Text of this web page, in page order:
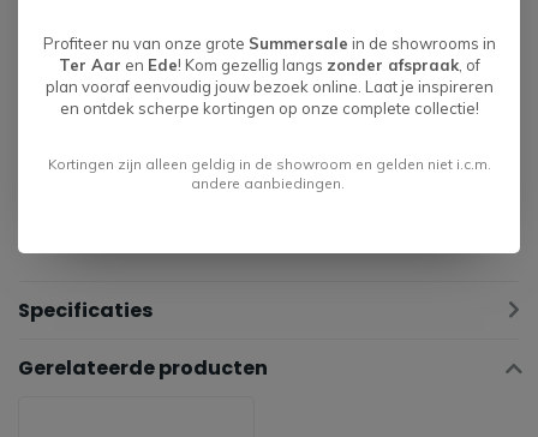
Let op: De picogrammen zijn ter verduidelijking en niet gelijk
aan de exacte uitvoering. Aangegeven maten kunnen afwijken
vanwege verschillende productseries +/- 5 cm. Bij het
Specificaties
Gerelateerde producten
Profiteer nu van onze grote Summersale in de showrooms in
Ter Aar en Ede! Kom gezellig langs zonder afspraak, of
plan vooraf eenvoudig jouw bezoek online. Laat je inspireren
en ontdek scherpe kortingen op onze complete collectie!
Kortingen zijn alleen geldig in de showroom en gelden niet i.c.m.
andere aanbiedingen.